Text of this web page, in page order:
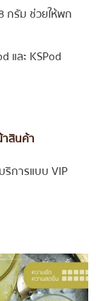
กรัม ช่วยให้พก
และ KSPod
สินค้า
การแบบ VIP